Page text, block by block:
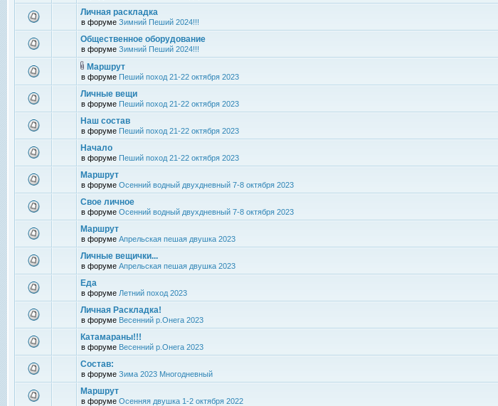
Личная раскладка
в форуме Зимний Пеший 2024!!!
Общественное оборудование
в форуме Зимний Пеший 2024!!!
Маршрут
в форуме Пеший поход 21-22 октября 2023
Личные вещи
в форуме Пеший поход 21-22 октября 2023
Наш состав
в форуме Пеший поход 21-22 октября 2023
Начало
в форуме Пеший поход 21-22 октября 2023
Маршрут
в форуме Осенний водный двухдневный 7-8 октября 2023
Свое личное
в форуме Осенний водный двухдневный 7-8 октября 2023
Маршрут
в форуме Апрельская пешая двушка 2023
Личные вещички...
в форуме Апрельская пешая двушка 2023
Еда
в форуме Летний поход 2023
Личная Раскладка!
в форуме Весенний р.Онега 2023
Катамараны!!!
в форуме Весенний р.Онега 2023
Состав:
в форуме Зима 2023 Многодневный
Маршрут
в форуме Осенняя двушка 1-2 октября 2022